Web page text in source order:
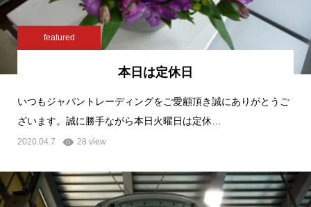
featured
本日は定休日
いつもジャパントレーディングをご愛顧頂き誠にありがとうご
ざいます。誠に勝手ながら本日火曜日は定休…
2020.04.7 28 view